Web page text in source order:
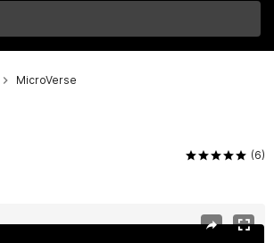
MicroVerse
(6)